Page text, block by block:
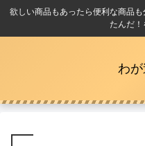
欲しい商品もあったら便利な商品
たんだ！
わ